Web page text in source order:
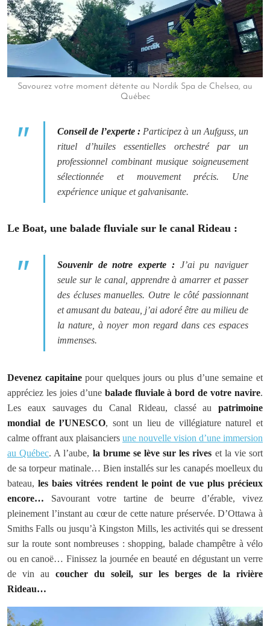
Savourez votre moment détente au Nordik Spa de Chelsea, au
Québec
Conseil de l’experte :Participez à un Aufguss, un
rituel d’huiles essentielles orchestré par un
professionnel combinant musique soigneusement
sélectionnée et mouvement précis. Une
expérience unique et galvanisante.
Le Boat, une balade fluviale sur le canal Rideau :
Souvenir de notre experte : J’ai pu naviguer
seule sur le canal, apprendre à amarrer et passer
des écluses manuelles. Outre le côté passionnant
et amusant du bateau, j’ai adoré être au milieu de
la nature, à noyer mon regard dans ces espaces
immenses.
Devenez capitainepour quelques jours ou plus d’une semaine et
appréciez les joies d’une balade fluviale à bord de votre navire.
Les eaux sauvages du Canal Rideau, classé au patrimoine
mondial de l’UNESCO, sont un lieu de villégiature naturel et
calme offrant aux plaisanciers une nouvelle vision d’une immersion
au Québec. A l’aube, la brume se lève sur les rives et la vie sort
de sa torpeur matinale… Bien installés sur les canapés moelleux du
bateau, les baies vitrées rendent le point de vue plus précieux
encore… Savourant votre tartine de beurre d’érable, vivez
pleinement l’instant au cœur de cette nature préservée. D’Ottawa à
Smiths Falls ou jusqu’à Kingston Mills, les activités qui se dressent
sur la route sont nombreuses : shopping, balade champêtre à vélo
ou en canoë… Finissez la journée en beauté en dégustant un verre
de vin au coucher du soleil, sur les berges de la rivière
Rideau…